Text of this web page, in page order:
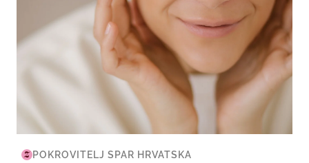
POKROVITELJ SPAR HRVATSKA